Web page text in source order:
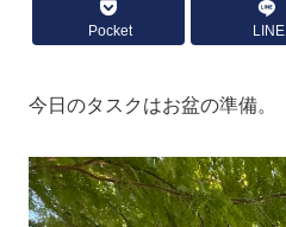
Pocket LINE
今日のタスクはお盆の準備。